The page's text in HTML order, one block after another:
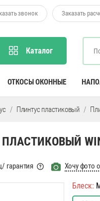
звонок Заказать
Каталог
ОТКОСЫ ОКОННЫЕ
Плинтус пластиковый
гарантия Хочу фото
Блеск: